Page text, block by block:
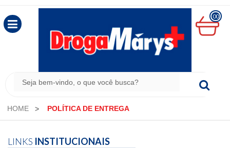
00
HOME POLÍTICA DE ENTREGA
LINKS INSTITUCIONAIS